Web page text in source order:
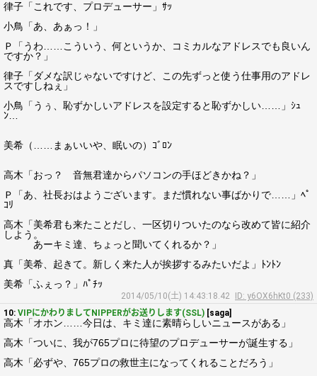
律子「これです、プロデューサー」ｻｯ
小鳥「あ、あぁっ！」
Ｐ「うわ……こういう、何というか、コミカルなアドレスでも良いん
ですか？」
律子「ダメな訳じゃないですけど、この先ずっと使う仕事用のアドレ
スですしねぇ」
小鳥「うぅ、恥ずかしいアドレスを設定すると恥ずかしい……」ｼｭ
ﾝ…
美希（……まぁいいや、眠いの）ｺﾞﾛﾝ
高木「おっ？ 音無君達からパソコンの手ほどきかね？」
Ｐ「あ、社長おはようございます。まだ慣れない事ばかりで……」ﾍﾟ
ｺﾘ
高木「美希君も来たことだし、一区切りついたのなら改めて皆に紹介
しよう。
あーキミ達、ちょっと聞いてくれるか？」
真「美希、起きて。新しく来た人が挨拶するみたいだよ」ﾄﾝﾄﾝ
美希「ふぇっ？」ﾊﾟﾁｯ
2014/05/10(土) 14:43:18.42
ID: y6OX6hKt0 (233)
10: VIPにかわりましてNIPPERがお送りします(SSL) [saga]
高木「オホン……今日は、キミ達に素晴らしいニュースがある」
高木「ついに、我が765プロに待望のプロデューサーが誕生する」
高木「必ずや、765プロの救世主になってくれることだろう」